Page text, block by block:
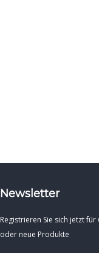
Newsletter
Registrieren Sie sich jetzt
oder neue Produkte